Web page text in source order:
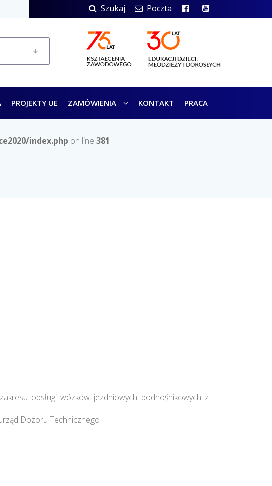
Szukaj Poczta
PROJEKTY UE ZAMÓWIENIA KONTAKT PRACA
index.php on line 381
obsługi wózków jezdniowych podnośnikowych z
Dozoru Technicznego